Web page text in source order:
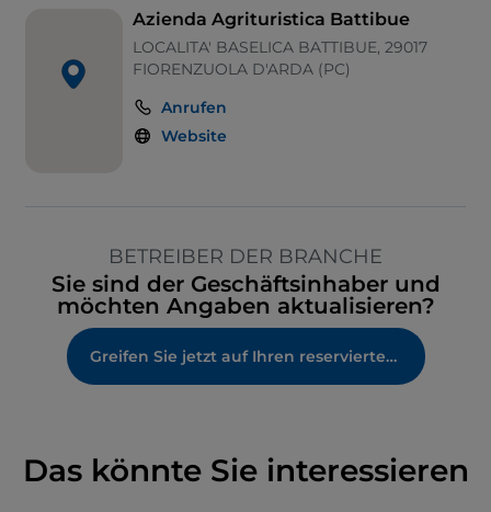
Fußballspiele
Tische im Außenbereich
Azienda Agrituristica Battibue
LOCALITA' BASELICA BATTIBUE, 29017
FIORENZUOLA D'ARDA (PC)
Anrufen
Website
BETREIBER DER BRANCHE
Sie sind der Geschäftsinhaber und
möchten Angaben aktualisieren?
Greifen Sie jetzt auf Ihren reservierten Bereich zu
Das könnte Sie interessieren